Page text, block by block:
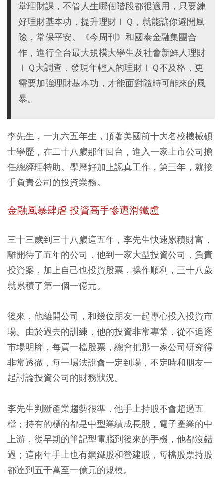
堂理財課，不管人生哪個階段都很適用，只要練
好理財基本功，提升理財ＩＱ，就能讓你避開風
險，常保平安。《今周刊》和國泰金融集團合
作，進行全台最大規模大學生及社會新鮮人理財
ＩＱ大調查，發現年輕人的理財ＩＱ不及格，更
需要加強理財基本功，才能面對隨時可能來的風
暴。
李先生，一九六五年生，頂著美國前十大名校機械碩
士學歷，在二十八歲那年回台，進入一家上市公司擔
任總經理特助。學歷好加上認真工作，第三年，就接
手負責公司的投資業務。
金融風暴肆虐 投資高手慘遭滑鐵盧
三十三歲到三十八歲這五年，李先生快速累積財富，
離開待了五年的公司，他到一家大型投資公司，負責
投資案，加上自己也投資股票，操作順利，三十八歲
就累積了第一個一億元。
後來，他離開公司，和幾位朋友一起專心投入投資市
場。由於過去的訓練，他的投資非常專業，從不追逐
市場明牌，每買一檔股票，總會把那一家公司研究得
非常透徹，每一場法說會一定到場，不定時和朋友一
起討論投資公司的財務狀況。
李先生判斷產業趨勢很準，他手上持股不會超過五
檔；持有的標的都是中型業績成長股，電子產業的中
上游，從早期的筆記型電腦到後來的手機，他都沒錯
過；這兩年手上也有鋼鐵股和營建股，每檔股票持股
都達到五千萬至一億元的規模。